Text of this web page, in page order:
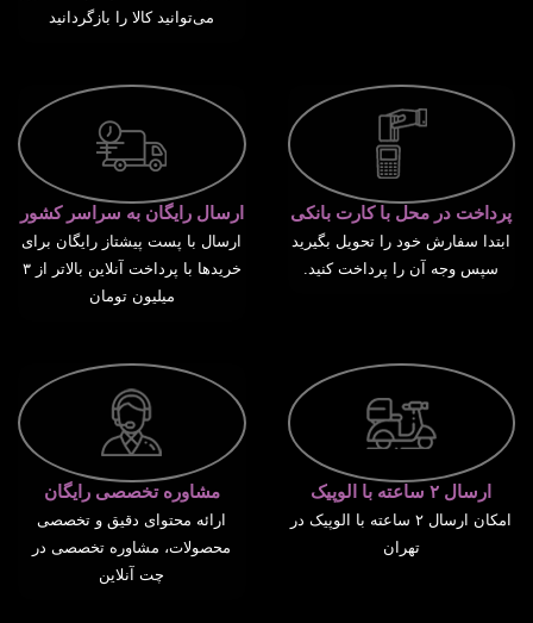
می‌توانید کالا را بازگردانید
پرداخت در محل با کارت بانکی
ابتدا سفارش خود را تحویل بگیرید
سپس وجه آن را پرداخت کنید.
ارسال رایگان به سراسر کشور
ارسال با پست پیشتاز رایگان برای
خریدها با پرداخت آنلاین بالاتر از ۳
میلیون تومان
ارسال ۲ ساعته با الوپیک
امکان ارسال ۲ ساعته با الوپیک در
تهران
مشاوره تخصصی رایگان
ارائه محتوای دقیق و تخصصی
محصولات، مشاوره تخصصی در
چت آنلاین